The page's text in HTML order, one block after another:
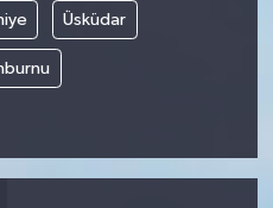
Üsküdar